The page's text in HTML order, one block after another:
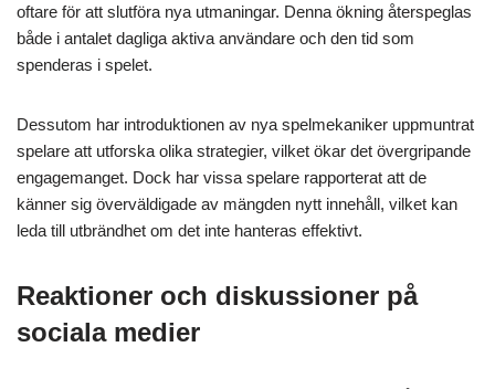
oftare för att slutföra nya utmaningar. Denna ökning återspeglas
både i antalet dagliga aktiva användare och den tid som
spenderas i spelet.
Dessutom har introduktionen av nya spelmekaniker uppmuntrat
spelare att utforska olika strategier, vilket ökar det övergripande
engagemanget. Dock har vissa spelare rapporterat att de
känner sig överväldigade av mängden nytt innehåll, vilket kan
leda till utbrändhet om det inte hanteras effektivt.
Reaktioner och diskussioner på
sociala medier